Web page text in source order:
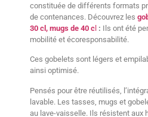
constituée de différents formats
de contenances. Découvrez les
30 cl, mugs de 40 c : Ils ont été
mobilité et écoresponsabilité.
Ces gobelets sont légers et
ainsi optimisé.
Pensés pour être réutilisés,
lavable. Les tasses, mugs et
au lave-vaisselle. Ils résistent aux